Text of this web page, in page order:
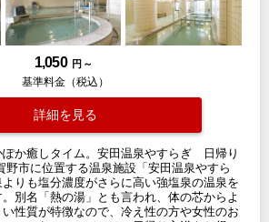
1,050 円 ～
基準料金（税込）
詳細を見る
ぽか癒しタイム。安田温泉やすらぎ 日帰り
野市に位置する温泉施設「安田温泉やすら
りも塩分濃度がさらに高い強塩泉の温泉を
別名「熱の湯」とも言われ、体の芯からよ
性質が特徴なので、冷え性の方や女性のお